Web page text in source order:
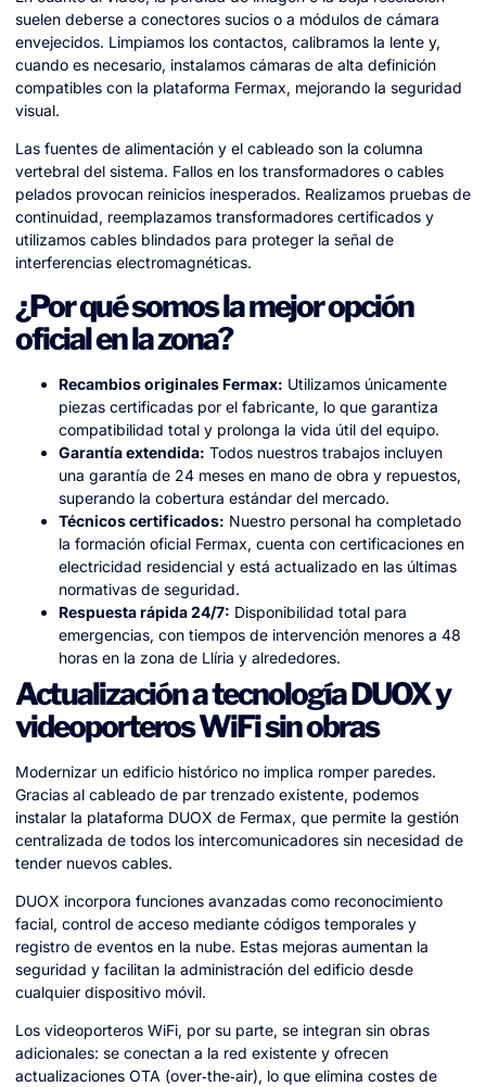
suelen deberse a conectores sucios o a módulos de cámara
envejecidos. Limpiamos los contactos, calibramos la lente y,
cuando es necesario, instalamos cámaras de alta definición
compatibles con la plataforma Fermax, mejorando la seguridad
visual.
Las fuentes de alimentación y el cableado son la columna
vertebral del sistema. Fallos en los transformadores o cables
pelados provocan reinicios inesperados. Realizamos pruebas de
continuidad, reemplazamos transformadores certificados y
utilizamos cables blindados para proteger la señal de
interferencias electromagnéticas.
¿Por qué somos la mejor opción
oficial en la zona?
Recambios originales Fermax: Utilizamos únicamente
piezas certificadas por el fabricante, lo que garantiza
compatibilidad total y prolonga la vida útil del equipo.
Garantía extendida: Todos nuestros trabajos incluyen
una garantía de 24 meses en mano de obra y repuestos,
superando la cobertura estándar del mercado.
Técnicos certificados: Nuestro personal ha completado
la formación oficial Fermax, cuenta con certificaciones en
electricidad residencial y está actualizado en las últimas
normativas de seguridad.
Respuesta rápida 24/7: Disponibilidad total para
emergencias, con tiempos de intervención menores a 48
horas en la zona de Llíria y alrededores.
Actualización a tecnología DUOX y
videoporteros WiFi sin obras
Modernizar un edificio histórico no implica romper paredes.
Gracias al cableado de par trenzado existente, podemos
instalar la plataforma DUOX de Fermax, que permite la gestión
centralizada de todos los intercomunicadores sin necesidad de
tender nuevos cables.
DUOX incorpora funciones avanzadas como reconocimiento
facial, control de acceso mediante códigos temporales y
registro de eventos en la nube. Estas mejoras aumentan la
seguridad y facilitan la administración del edificio desde
cualquier dispositivo móvil.
Los videoporteros WiFi, por su parte, se integran sin obras
adicionales: se conectan a la red existente y ofrecen
actualizaciones OTA (over‑the‑air), lo que elimina costes de